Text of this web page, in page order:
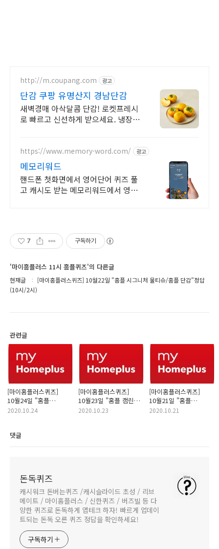
http://m.coupang.com 광고
단감 쿠팡 유명산지 경남단감
새벽경매 아삭달콤 단감! 로켓프레시
로 빠르고 신선하게 받으세요. 냉장보
https://www.memory-word.com/ 광고
메모리워드
핸드폰 첫화면에서 영어단어 퀴즈 풀
고 캐시도 받는 메모리워드에서 영어
7 구독하기
'마이홈플러스 11시 홈플퀴즈'의 다른글
현재글
[마이홈플러스퀴즈] 10월22일 "홈플 시그니처 물티슈/홈플 단감"정답
(10시/2시)
관련글
[마이홈플러스퀴즈]
10월24일 "홈플
이탈리아 이메텍/홈플
2020.10.24
[마이홈플러스퀴즈]
10월23일 "홈플 캠린이
아이템/홈플 캠핑
2020.10.23
[마이홈플러스퀴즈]
10월21일 "홈플
제주밀감/홈플
2020.10.21
댓글
돈독퀴즈
캐시워크 돈버는퀴즈 /캐시슬라이드 초성 / 리브
메이트 / 마이홈플러스 / 신한퀴즈 / 버즈빌 등 다
양한 퀴즈로 돈독하게 앱테크 하자! 빠르게 업데이
트되는 돈독 오른 퀴즈 정답을 확인하세요!
구독하기